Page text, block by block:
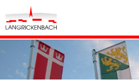
Navigieren in Langrickenbach
Schnellnavigation